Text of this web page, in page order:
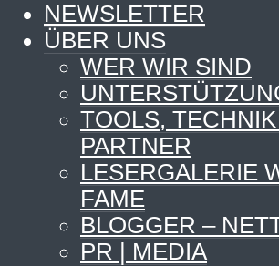
NEWSLETTER
ÜBER UNS
WER WIR SIND
TOOLS,
PARTNER
LESERGALERIE
FAME
BLOGGER –
PR | MEDIA